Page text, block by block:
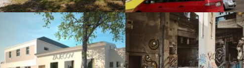
Rekonstrukce lidového domu Rekonstrukce brownfieldu